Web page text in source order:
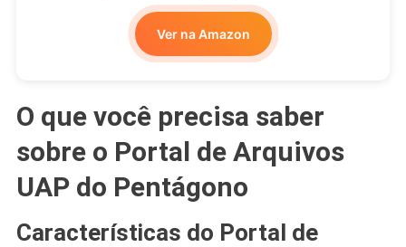
Ver na Amazon
O que você precisa saber
sobre o Portal de Arquivos
UAP do Pentágono
Características do Portal de